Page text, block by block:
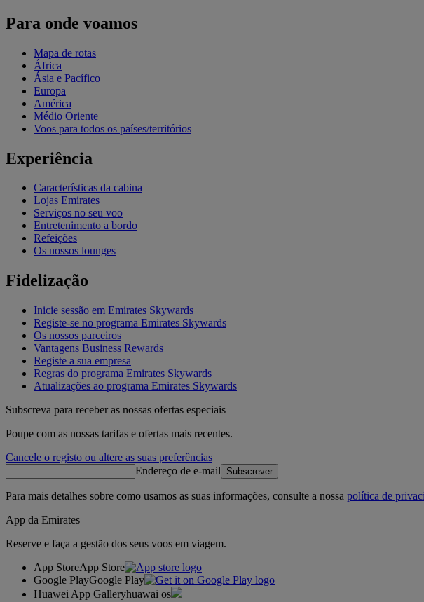
Para onde voamos
Mapa de rotas
África
Ásia e Pacífico
Europa
América
Médio Oriente
Voos para todos os países/territórios
Experiência
Características da cabina
Lojas Emirates
Serviços no seu voo
Entretenimento a bordo
Refeições
Os nossos lounges
Fidelização
Inicie sessão em Emirates Skywards
Registe-se no programa Emirates Skywards
Os nossos parceiros
Vantagens Business Rewards
Registe a sua empresa
Regras do programa Emirates Skywards
Atualizações ao programa Emirates Skywards
Subscreva para receber as nossas ofertas especiais
Poupe com as nossas tarifas e ofertas mais recentes.
Cancele o registo ou altere as suas preferências
Endereço de e-mail
Subscrever
Para mais detalhes sobre como usamos as suas informações, consulte a nossa política de
App da Emirates
Reserve e faça a gestão dos seus voos em viagem.
App StoreApp Store
Google PlayGoogle Play
Huawei App Galleryhuawai os